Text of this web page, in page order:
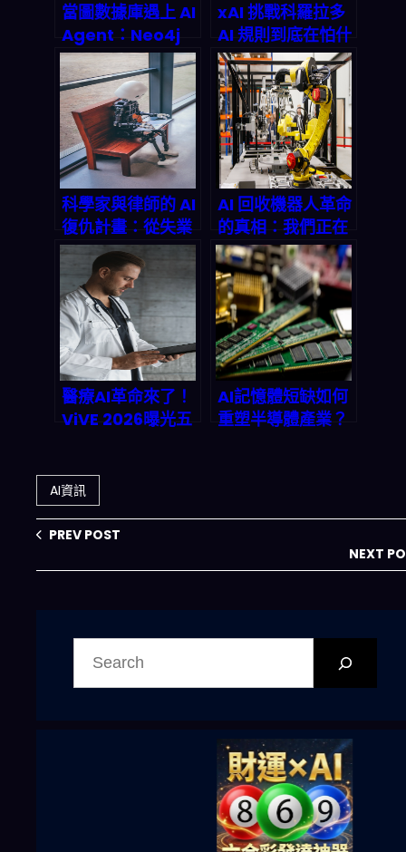
當圖數據庫遇上 AI
Agent：Neo4j
Aura Agent 如何
改寫 2026 年企業
智能決策戰局
xAI 挑戰科羅拉多
AI 規則到底在怕什
麼？從訴訟看
2026 美國 AI 治理
「可擴展」的真考
題
科學家與律師的 AI
復仇計畫：從失業
到被動收入的暗黑
技
AI 回收機器人革命
的真相：我們正在
打造一個會『思
考』的垃圾廠
醫療AI革命來了！
ViVE 2026曝光五
省下2小時/天
AI記憶體短缺如何
重塑半導體產業？
AI資訊
PREV POST
NEXT